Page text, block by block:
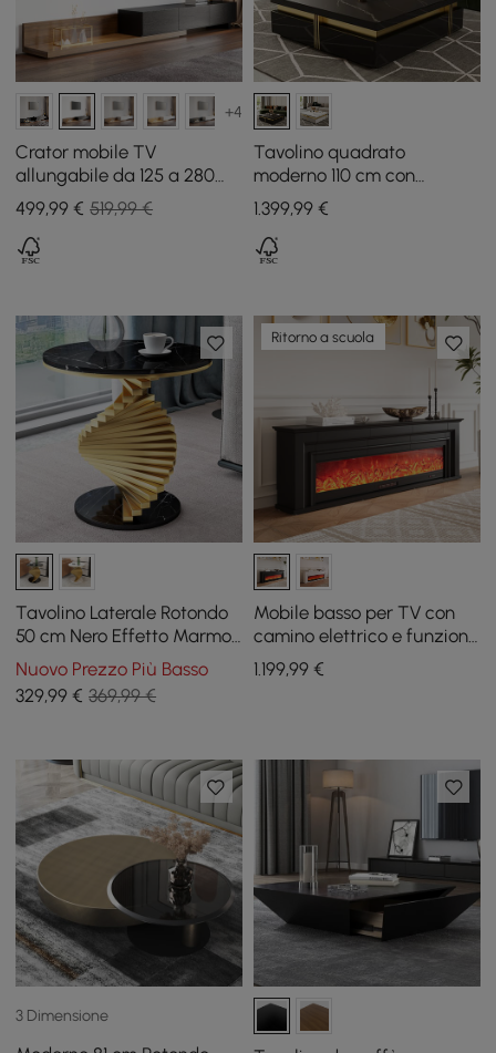
+4
Crator mobile TV
allungabile da 125 a 280
cm noce e nero con 3
cassetti
499,99 € 519,99 €
Tavolino quadrato
moderno 110 cm con
contenitore, piano in pietra
sinterizzata e 4 cassetti,
nero
1.399,99€
Tavolino Laterale Rotondo
50 cm Nero Effetto Marmo
con Base a Spirale Dorata
Nuovo Prezzo Più Basso
329,99 € 369,99 €
Ritorno a scuola
Mobile basso per TV con
camino elettrico e funzione
telecomando in nero, 200
cm
1.199,99€
3 Dimensione